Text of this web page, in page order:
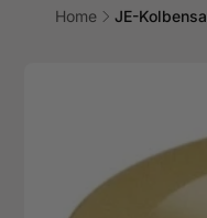
Home JE-